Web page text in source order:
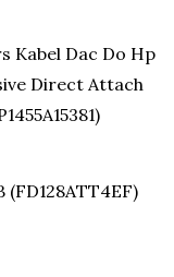
Kabel Dac Do Hp
Direct Attach
(FD128ATT4EF)